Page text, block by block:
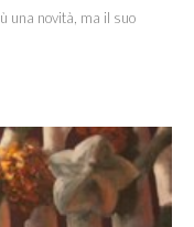
una novità, ma il suo